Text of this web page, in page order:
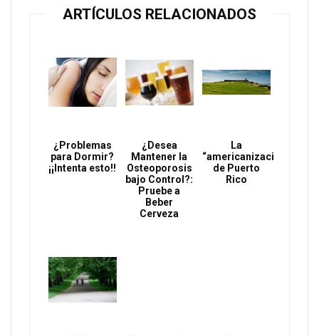
ARTÍCULOS RELACIONADOS
¿Problemas
para Dormir?
¡¡Intenta esto!!
¿Desea
Mantener la
Osteoporosis
bajo Control?:
Pruebe a
Beber
Cerveza
La
“americanización”
de Puerto
Rico